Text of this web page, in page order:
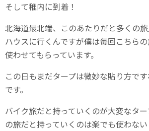
そして稚内に到着！
北海道最北端、このあたりだと多くの
ハウスに行くんですが僕は毎回こちら
使わせてもらっています。
この日もまだタープは微妙な貼り方で
です。
バイク旅だと持っていくのが大変なタ
の旅だと持っていくのは楽でも使わな